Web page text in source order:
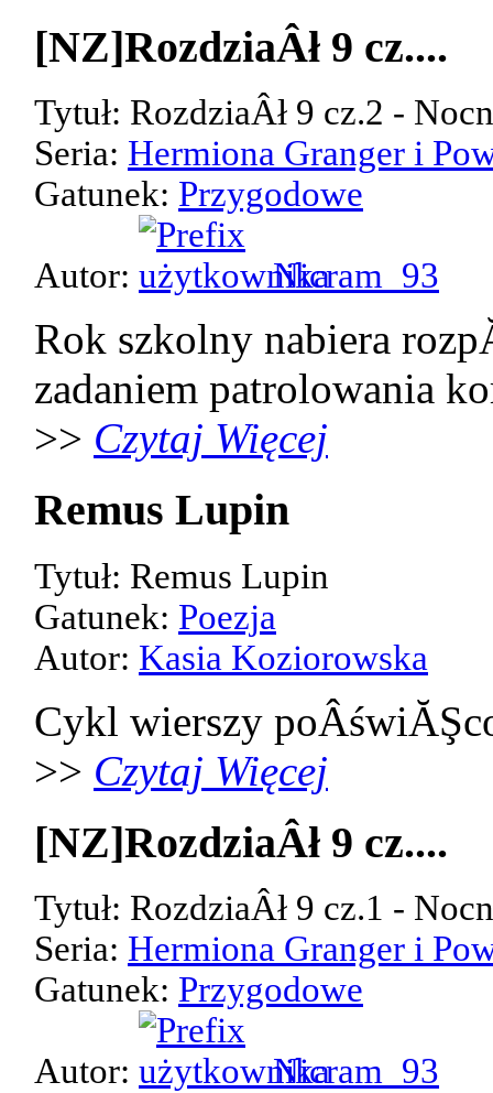
[NZ]RozdziaÂł 9 cz....
Tytuł: RozdziaÂł 9 cz.2 -
Seria: Hermiona Granger i
Gatunek: Przygodowe
Autor: Nicram_93
Rok szkolny nabiera
zadaniem patrolowania
>> Czytaj Więcej
Remus Lupin
Tytuł: Remus Lupin
Gatunek: Poezja
Autor: Kasia Koziorowska
Cykl wierszy
>> Czytaj Więcej
[NZ]RozdziaÂł 9 cz....
Tytuł: RozdziaÂł 9 cz.1 -
Seria: Hermiona Granger i
Gatunek: Przygodowe
Autor: Nicram_93